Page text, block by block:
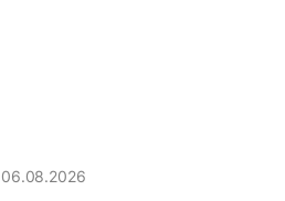
06.08.2026